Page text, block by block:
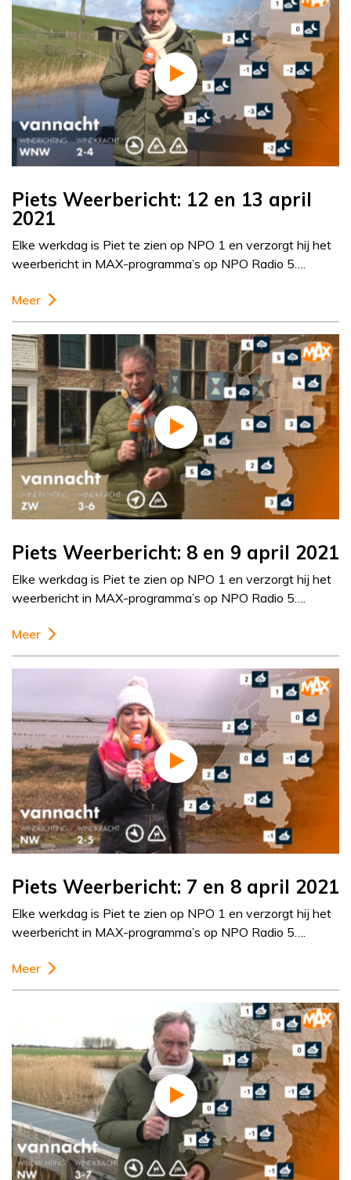
Piets Weerbericht: 12 en 13 april
2021
Elke werkdag is Piet te zien op NPO 1 en verzorgt hij het
weerbericht in MAX-programma’s op NPO Radio 5….
Meer
Piets Weerbericht: 8 en 9 april 2021
Elke werkdag is Piet te zien op NPO 1 en verzorgt hij het
weerbericht in MAX-programma’s op NPO Radio 5….
Meer
Piets Weerbericht: 7 en 8 april 2021
Elke werkdag is Piet te zien op NPO 1 en verzorgt hij het
weerbericht in MAX-programma’s op NPO Radio 5….
Meer